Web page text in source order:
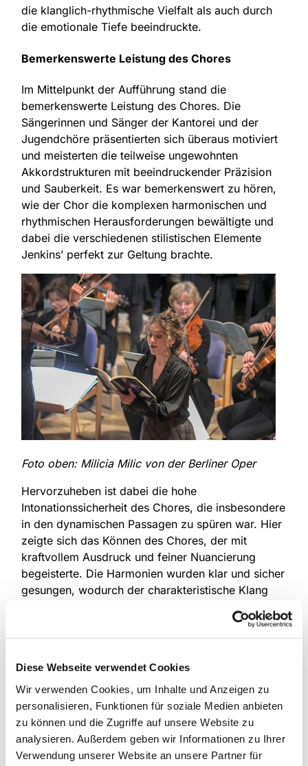
Diese Webseite verwendet Cookies
Wir verwenden Cookies, um Inhalte und Anzeigen zu
personalisieren, Funktionen für soziale Medien anbieten
zu können und die Zugriffe auf unsere Website zu
analysieren. Außerdem geben wir Informationen zu Ihrer
Verwendung unserer Website an unsere Partner für
die klanglich-rhythmische Vielfalt als auch durch
die emotionale Tiefe beeindruckte.
Bemerkenswerte Leistung des Chores
Im Mittelpunkt der Aufführung stand die
bemerkenswerte Leistung des Chores. Die
Sängerinnen und Sänger der Kantorei und der
Jugendchöre präsentierten sich überaus motiviert
und meisterten die teilweise ungewohnten
Akkordstrukturen mit beeindruckender Präzision
und Sauberkeit. Es war bemerkenswert zu hören,
wie der Chor die komplexen harmonischen und
rhythmischen Herausforderungen bewältigte und
dabei die verschiedenen stilistischen Elemente
Jenkins’ perfekt zur Geltung brachte.
Foto oben: Milicia Milic von der Berliner Oper
Hervorzuheben ist dabei die hohe
Intonationssicherheit des Chores, die insbesondere
in den dynamischen Passagen zu spüren war. Hier
zeigte sich das Können des Chores, der mit
kraftvollem Ausdruck und feiner Nuancierung
begeisterte. Die Harmonien wurden klar und sicher
gesungen, wodurch der charakteristische Klang
konnte. Die Wechsel zwischen voller Chorstimme
und eindringlichen Soloparts der Sopranistin
das das Publikum in seinen Bann zog. Unbedingt
erwähnt werden muss an dieser Stelle die
Jugendkantorei, deren Parts sich organisch in das
Gesamtgefüge einwoben.
Brillante Tongebung, virtuosen Technik